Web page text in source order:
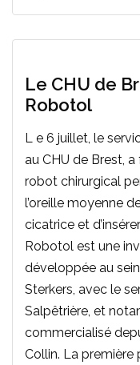
Le CHU de
Robotol
L e 6 juillet, le
au CHU de Brest, a
robot chirurgical
l’oreille moyenne
cicatrice et
Robotol est une
développée au
Sterkers, avec le
Salpêtrière, et
commercialisé
Collin. La première